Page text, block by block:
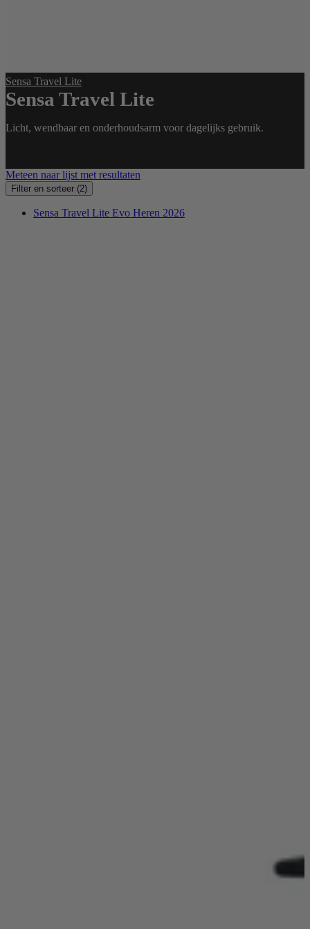
Sensa Travel Lite
Sensa Travel Lite
Licht, wendbaar en onderhoudsarm voor dagelijks gebruik.
Meteen naar lijst met resultaten
Filter en sorteer (2)
Sensa Travel Lite Evo Heren 2026